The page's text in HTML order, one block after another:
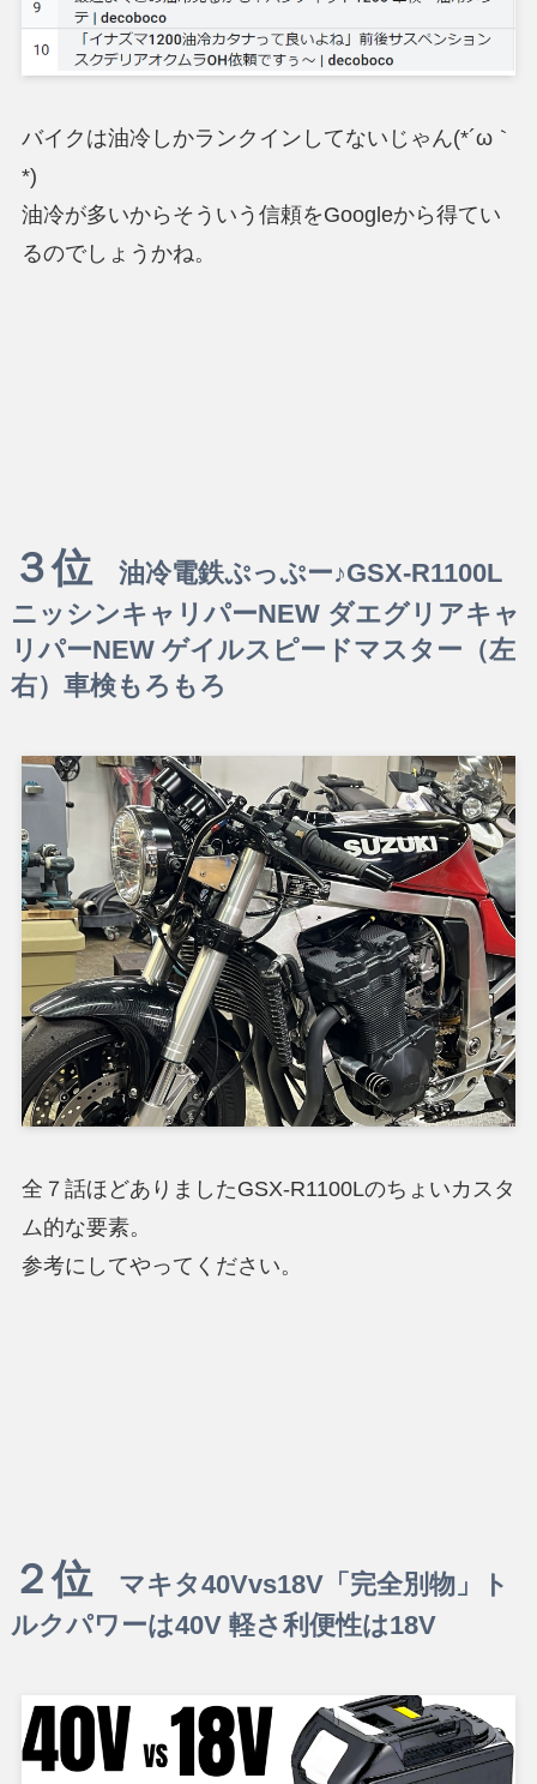
バイクは油冷しかランクインしてないじゃん(*´ω｀
*)
油冷が多いからそういう信頼をGoogleから得てい
るのでしょうかね。
３位 油冷電鉄ぷっぷー♪GSX-R1100L
ニッシンキャリパーNEW ダエグリアキャ
リパーNEW ゲイルスピードマスター（左
右）車検もろもろ
全７話ほどありましたGSX-R1100Lのちょいカスタ
ム的な要素。
参考にしてやってください。
２位マキタ40Vvs18V「完全別物」ト
ルクパワーは40V 軽さ利便性は18V